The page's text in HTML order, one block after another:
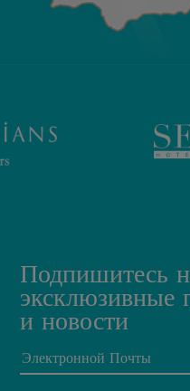
Подпишитесь
эксклюзивные
и новости